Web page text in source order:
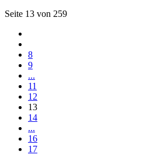
Seite 13 von 259
8
9
...
11
12
13
14
...
16
17